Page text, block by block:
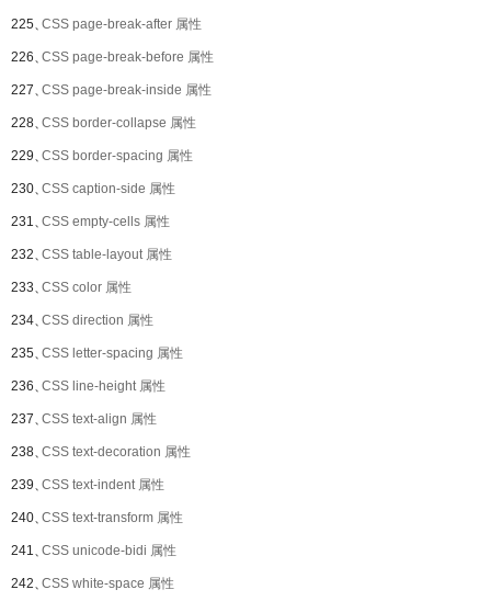
225、CSS page-break-after 属性
226、CSS page-break-before 属性
227、CSS page-break-inside 属性
228、CSS border-collapse 属性
229、CSS border-spacing 属性
230、CSS caption-side 属性
231、CSS empty-cells 属性
232、CSS table-layout 属性
233、CSS color 属性
234、CSS direction 属性
235、CSS letter-spacing 属性
236、CSS line-height 属性
237、CSS text-align 属性
238、CSS text-decoration 属性
239、CSS text-indent 属性
240、CSS text-transform 属性
241、CSS unicode-bidi 属性
242、CSS white-space 属性